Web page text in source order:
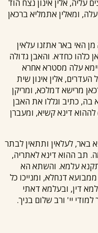
אלין אינון נצח הוד
עלה, ומאלין אתמליא ברכאן
האי באר אתזנו עלאין
כלהו כחדא. והאבן גדולה
עלה מסטרא אחרא
אלין אינון שית
מרישא דמלכא, ומריקן
כתיב וגללו את האבן
דינא קשיא, ומעברן
באר, לעלאין ותתאין לבתר
תב ההוא דינא לאתריה,
עלמא. והשתא הא
דנחלא, ומנייכו כל
דין, ובעלמא דאתי
למודי יי' ורב שלום בניך.